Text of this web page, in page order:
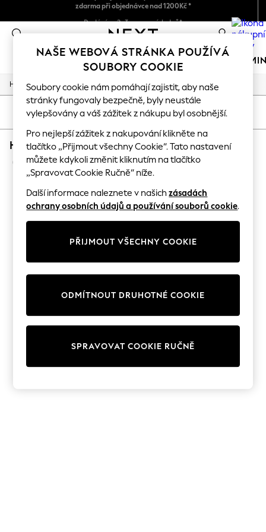
zdarma při objednávce nad 1200Kč *
Dodání za 2–3 pracovních dnů*
0
OBLEČENÍ DO ŠKOLY DÍVKY CHLAPCI
SCHOOLWEAR
All Boys Schoolwear
Shoes
Shorts
Shirts
Polo Shirts
Sweatshirts & Jumpers
Coats & Jackets
Underwear
Socks
Multipacks
All Boys Sport & Swimwear
Trainers & Pumps
Swimwear
adidas
All Girls Schoolwear
Shoes
Trousers
Shirts
Home / Home / Garden / Garden-And-Outdoors
ŘADIT FILTR
HOME GARDEN AND OUTDOORS VANILLA
(1)
NAŠE WEBOVÁ STRÁNKA POUŽÍVÁ
SOUBORY COOKIE
Soubory cookie nám pomáhají zajistit, aby naše
stránky fungovaly bezpečně, byly neustále
vylepšovány a váš zážitek z nákupu byl osobnější.
Pro nejlepší zážitek z nakupování klikněte na
tlačítko „Přijmout všechny Cookie“. Tato nastavení
můžete kdykoli změnit kliknutím na tlačítko
„Spravovat Cookie Ručně“ níže.
Další informace naleznete v našichzásadách
ochrany osobních údajů a používání souborů cookie.
PŘIJMOUT VŠECHNY COOKIE
SPRAVOVAT COOKIE RUČNĚ
ODMÍTNOUT DRUHOTNÉ COOKIE